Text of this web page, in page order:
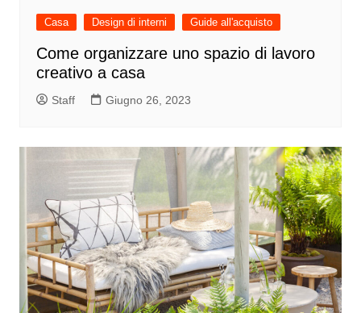
Casa Design di interni Guide all'acquisto
Come organizzare uno spazio di lavoro
creativo a casa
Staff Giugno 26, 2023